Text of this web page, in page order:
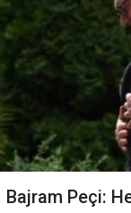
Bajram Peçi: